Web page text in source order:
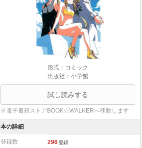
形式：コミック
出版社：小学館
試し読みする
※電子書籍ストアBOOK☆WALKERへ移動します
本の詳細
登録数 296 登録